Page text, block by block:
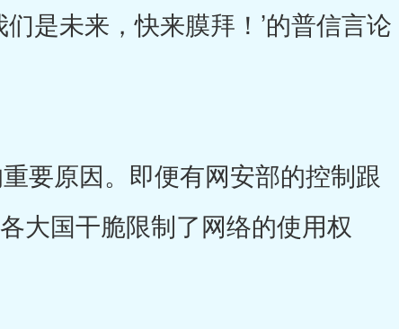
是未来，快来膜拜！’的普信言论
要原因。即便有网安部的控制跟
大国干脆限制了网络的使用权